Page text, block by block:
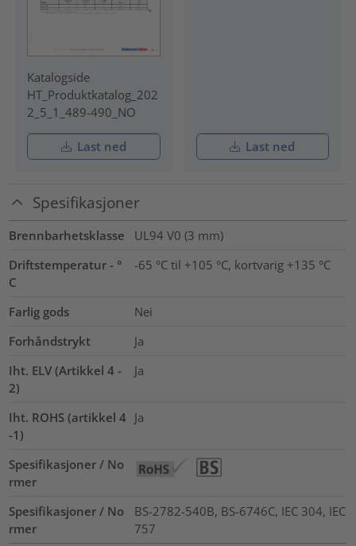
Katalogside
HT_Produktkatalog_202
2_5_1_489-490_NO
Last ned Last ned
Spesifikasjoner
Brennbarhetsklasse
UL94 V0 (3 mm)
Driftstemperatur - °
C
-65 °C til +105 °C, kortvarig +135 °C
Farlig gods
Nei
Forhåndstrykt
Ja
Iht. ELV (Artikkel 4 -
2)
Ja
Iht. ROHS (artikkel 4
-1)
Ja
Spesifikasjoner / No
rmer
Spesifikasjoner / No
rmer
BS-2782-540B, BS-6746C, IEC 304, IEC
757